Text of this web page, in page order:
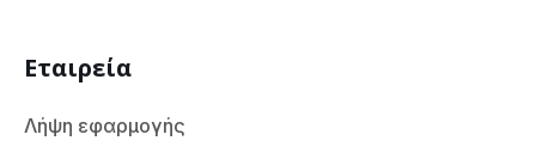
Εταιρεία
Λήψη εφαρμογής